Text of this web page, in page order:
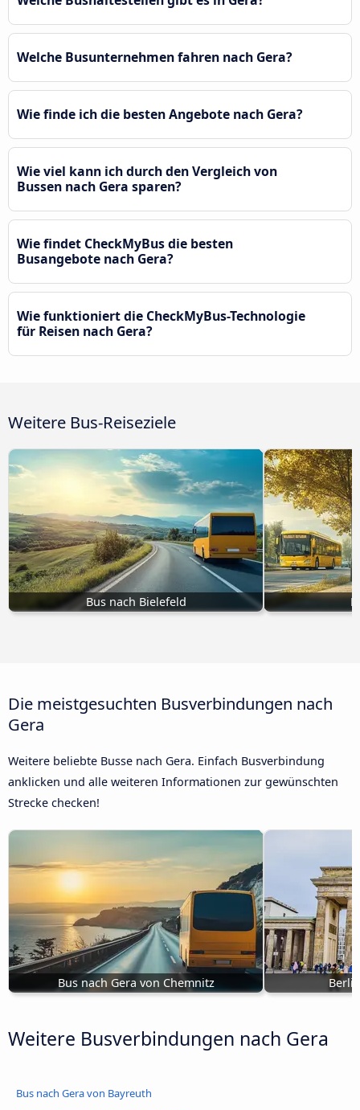
Welche Busunternehmen fahren nach Gera?
Wie finde ich die besten Angebote nach Gera?
Wie viel kann ich durch den Vergleich von
Bussen nach Gera sparen?
Wie findet CheckMyBus die besten
Busangebote nach Gera?
Wie funktioniert die CheckMyBus-Technologie
für Reisen nach Gera?
Weitere Bus-Reiseziele
Bus nach Bielefeld
Die meistgesuchten Busverbindungen nach
Gera
Weitere beliebte Busse nach Gera. Einfach Busverbindung
anklicken und alle weiteren Informationen zur gewünschten
Strecke checken!
Bus nach Gera von Chemnitz
Weitere Busverbindungen nach Gera
Bus nach Gera von Bayreuth